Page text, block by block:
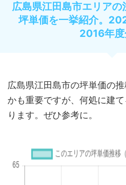
広島県江田島市エリア
坪単価を一挙紹介。
2016年度
広島県江田島市の坪単価の
かも重要ですが、何処に建
ります。ぜひ参考に。